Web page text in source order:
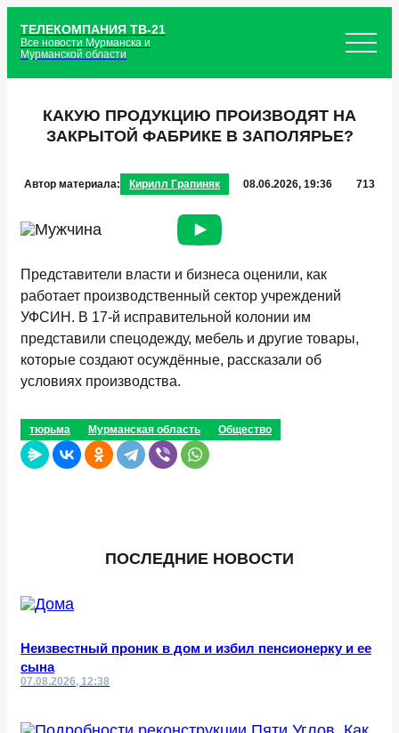
ТЕЛЕКОМПАНИЯ ТВ-21
Все новости Мурманска и
Мурманской области
КАКУЮ ПРОДУКЦИЮ ПРОИЗВОДЯТ НА
ЗАКРЫТОЙ ФАБРИКЕ В ЗАПОЛЯРЬЕ?
Автор материала: Кирилл Грапиняк 08.06.2026, 19:36 713
Представители власти и бизнеса оценили, как
работает производственный сектор учреждений
УФСИН. В 17-й исправительной колонии им
представили спецодежду, мебель и другие товары,
которые создают осуждённые, рассказали об
условиях производства.
тюрьма Мурманская область Общество
ПОСЛЕДНИЕ НОВОСТИ
Неизвестный проник в дом и избил пенсионерку и ее
сына
07.08.2026, 12:38